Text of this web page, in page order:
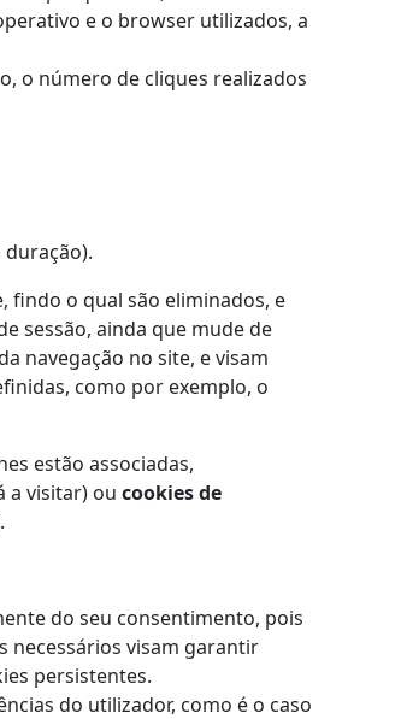
e o browser utilizados, a
o número de cliques realizados
findo o qual são eliminados, e
sessão, ainda que mude de
navegação no site, e visam
como por exemplo, o
estão associadas,
a visitar) ou cookies de
do seu consentimento, pois
necessários visam garantir
persistentes.
do utilizador, como é o caso